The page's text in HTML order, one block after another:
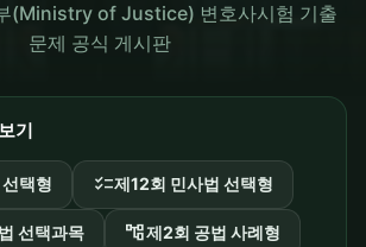
(Ministry of Justice) 변호사시험 기출
문제 공식 게시판
기
택형 checklist제12회 민사법 선택형
선택과목 account_tree제2회 공법 사례형